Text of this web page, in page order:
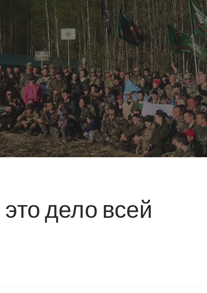
дело всей